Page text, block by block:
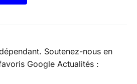
Soutenez-nous en
Google Actualités :